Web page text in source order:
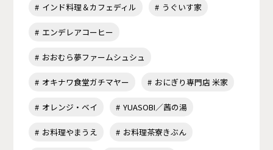
インド料理＆カフェディル うぐいす家
エンデレアコーヒー
おおむら夢ファームシュシュ
オキナワ食堂ガチマヤー おにぎり専門店 米家
オレンジ・ベイ YUASOBI／茜の湯
お料理やまうえ お料理茶寮きぶん